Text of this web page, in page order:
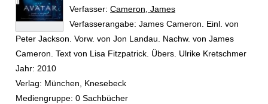
Verfasser: Suche nach diesem Verfasser
Cameron, James
Verfasserangabe: James Cameron. Einl. von
Peter Jackson. Vorw. von Jon Landau. Nachw. von James
Cameron. Text von Lisa Fitzpatrick. Übers. Ulrike Kretschmer
Jahr: 2010
Verlag: München, Knesebeck
Mediengruppe: 0 Sachbücher